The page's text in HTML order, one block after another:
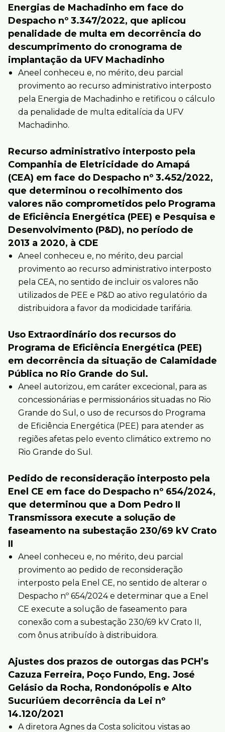
Energias de Machadinho em face do
Despacho nº 3.347/2022, que aplicou
penalidade de multa em decorrência do
descumprimento do cronograma de
implantação da UFV Machadinho
Aneel conheceu e, no mérito, deu parcial
provimento ao recurso administrativo interposto
pela Energia de Machadinho e retificou o cálculo
da penalidade de multa editalícia da UFV
Machadinho.
Recurso administrativo interposto pela
Companhia de Eletricidade do Amapá
(CEA) em face do Despacho nº 3.452/2022,
que determinou o recolhimento dos
valores não comprometidos pelo Programa
de Eficiência Energética (PEE) e Pesquisa e
Desenvolvimento (P&D), no período de
2013 a 2020, à CDE
Aneel conheceu e, no mérito, deu parcial
provimento ao recurso administrativo interposto
pela CEA, no sentido de incluir os valores não
utilizados de PEE e P&D ao ativo regulatório da
distribuidora a favor da modicidade tarifária.
Uso Extraordinário dos recursos do
Programa de Eficiência Energética (PEE)
em decorrência da situação de Calamidade
Pública no Rio Grande do Sul.
Aneel autorizou, em caráter excecional, para as
concessionárias e permissionários situadas no Rio
Grande do Sul, o uso de recursos do Programa
de Eficiência Energética (PEE) para atender as
regiões afetas pelo evento climático extremo no
Rio Grande do Sul.
Pedido de reconsideração interposto pela
Enel CE em face do Despacho nº 654/2024,
que determinou que a Dom Pedro II
Transmissora execute a solução de
faseamento na subestação 230/69 kV Crato
II
Aneel conheceu e, no mérito, deu parcial
provimento ao pedido de reconsideração
interposto pela Enel CE, no sentido de alterar o
Despacho nº 654/2024 e determinar que a Enel
CE execute a solução de faseamento para
conexão com a subestação 230/69 kV Crato II,
com ônus atribuído à distribuidora.
Ajustes dos prazos de outorgas das PCH’s
Cazuza Ferreira, Poço Fundo, Eng. José
Gelásio da Rocha, Rondonópolis e Alto
Sucuriúem decorrência da Lei nº
14.120/2021
A diretora Agnes da Costa solicitou vistas ao